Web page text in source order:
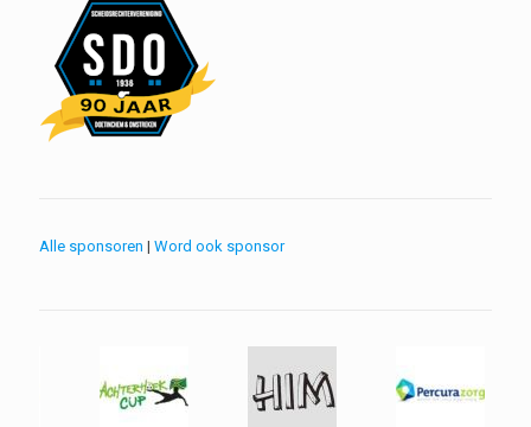
Alle sponsoren | Word ook sponsor